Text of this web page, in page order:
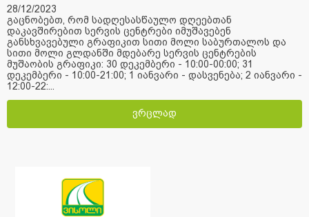
28/12/2023
გაცნობებთ, რომ სადღესასწაულო დღეებთან
დაკავშირებით სერვის ცენტრები იმუშავებენ
განსხვავებული გრაფიკით სითი მოლი საბურთალოს და
სითი მოლი გლდანში მდებარე სერვის ცენტრების
მუშაობის გრაფიკი: 30 დეკემბერი - 10:00-00:00; 31
დეკემბერი - 10:00-21:00; 1 იანვარი - დასვენება; 2 იანვარი -
12:00-22:...
ვრცლად